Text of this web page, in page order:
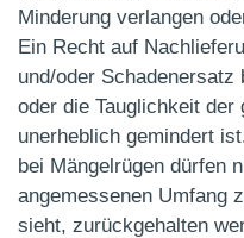
Minderung verlangen
Ein Recht auf
und/oder
oder die Tauglichkeit der
unerheblich gemindert
bei Mängelrügen dürfen
angemessenen Umfang
sieht, zurückgehalten